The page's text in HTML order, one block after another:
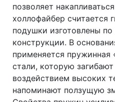
позволяет
холлофайбер считается
подушки изготовлены
конструкции. В
применяется пружинная
стали, которую
воздействием высоких
напоминают ползущую